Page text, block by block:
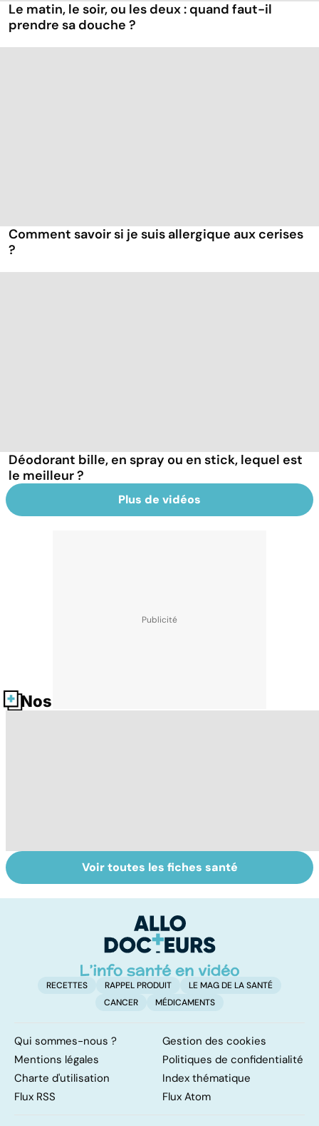
Le matin, le soir, ou les deux : quand faut-il
prendre sa douche ?
Comment savoir si je suis allergique aux cerises
?
Déodorant bille, en spray ou en stick, lequel est
le meilleur ?
Plus de vidéos
Nos fiches santé
Conjonctivite,
kératite, uvéite :
Faites un pied de
nez à la rhinite
Voir toutes les fiches santé
RECETTES RAPPEL PRODUIT
LE MAG DE LA SANTÉ
CANCER
MÉDICAMENTS
Qui sommes-nous ?
Gestion des cookies
Mentions légales
Politiques de confidentialité
Charte d'utilisation
Index thématique
Flux RSS
Flux Atom